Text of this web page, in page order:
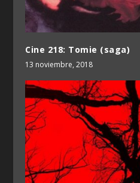
Cine 218: Tomie (saga)
13 noviembre, 2018